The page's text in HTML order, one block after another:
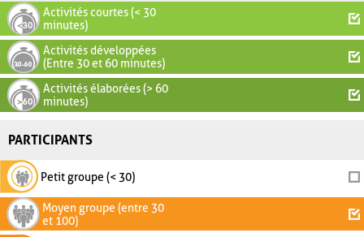
Activités courtes (< 30
minutes)
Activités développées
(Entre 30 et 60 minutes)
Activités élaborées (> 60
minutes)
PARTICIPANTS
Petit groupe (< 30)
Moyen groupe (entre 30
et 100)